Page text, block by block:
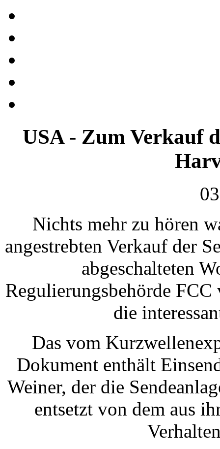
USA - Zum Verkauf
Nichts mehr zu hören
angestrebten Verkauf der
abgeschalteten
Regulierungsbehörde
die
Das vom
Dokument enthält
Weiner, der die
entsetzt von dem aus